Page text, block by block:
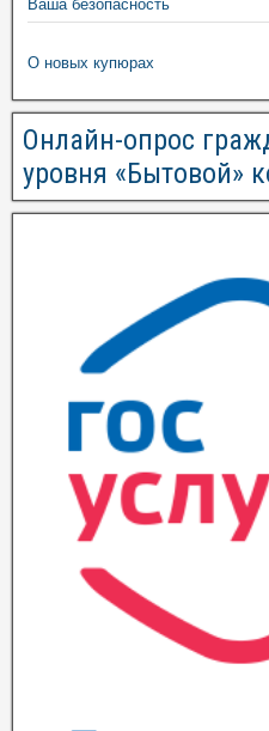
Ваша безопасность
О новых купюрах
Онлайн-опрос
уровня «Бытовой»